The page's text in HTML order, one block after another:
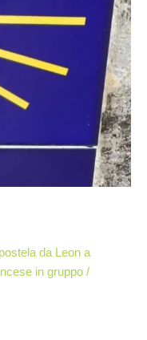
da Leon a
in gruppo /